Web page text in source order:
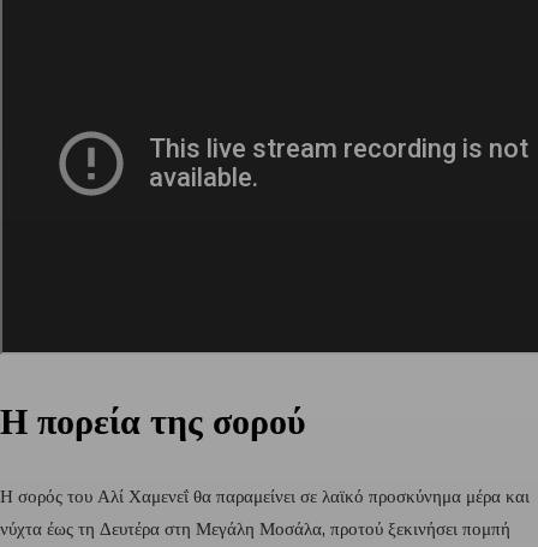
Η πορεία της σορού
Η σορός του Αλί Χαμενεΐ θα παραμείνει σε λαϊκό προσκύνημα μέρα και
νύχτα έως τη Δευτέρα στη Μεγάλη Μοσάλα, προτού ξεκινήσει πομπή